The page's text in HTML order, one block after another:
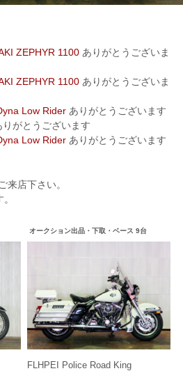
ZEPHYR 1100ありがとうございま
ZEPHYR 1100ありがとうございま
Low Riderありがとうございます
りがとうございます
Low Riderありがとうございます
来店下さい。
オークション出品・下取・ベース 9台
FLHPEI Police Road King